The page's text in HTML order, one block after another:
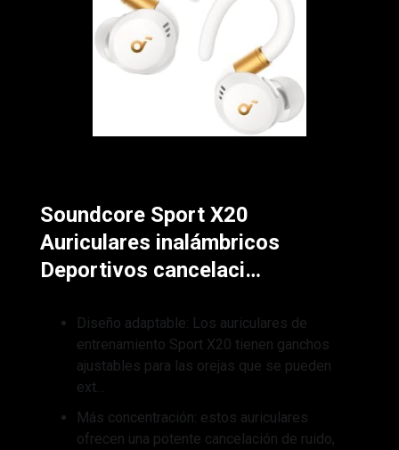
Soundcore Sport X20
Auriculares inalámbricos
Deportivos cancelaci…
Diseño adaptable: Los auriculares de
entrenamiento Sport X20 tienen ganchos
ajustables para las orejas que se pueden
ext…
Más concentración: estos auriculares
ofrecen una potente cancelación de ruido,